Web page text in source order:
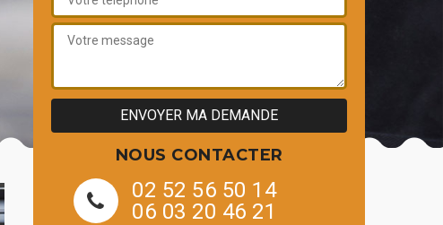
NOUS CONTACTER
02 52 56 50 14
06 03 20 46 21